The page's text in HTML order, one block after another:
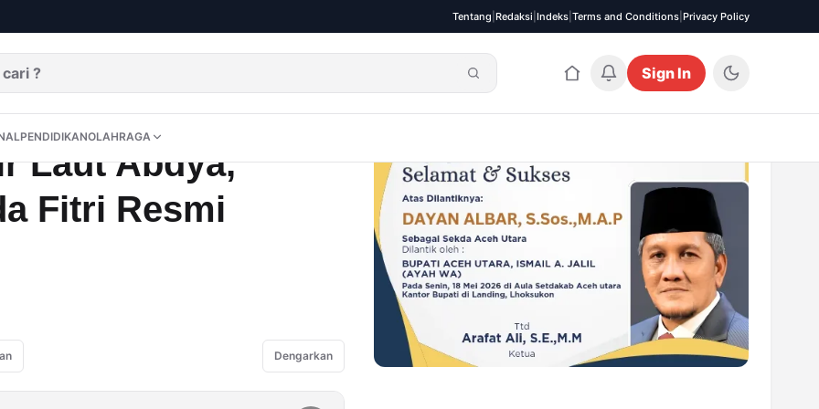
Tentang Redaksi Indeks Terms and Conditions Privacy Policy
OPININUSANTARAINTERNASIONALPENDIDIKANOLAHRAGA
Sign In
PENDIDIKANOLAHRAGA
Maida Fitri Resmi Dihentikan
Laut Abdya,
Fitri Resmi
Dengarkan